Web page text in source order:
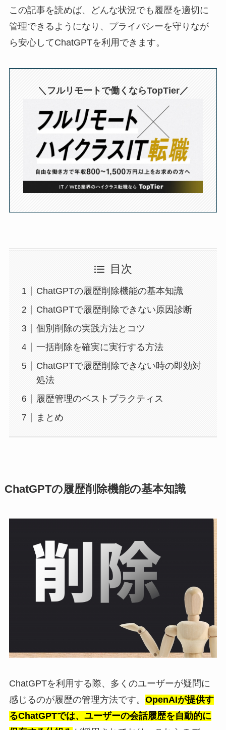
この記事を読めば、どんな状況でも履歴を適切に
管理できるようになり、プライバシーを守りなが
ら安心してChatGPTを利用できます。
＼フルリモートで働くならTopTier／
目次
ChatGPTの履歴削除機能の基本知識
ChatGPTで履歴削除できない原因診断
個別削除の実践方法とコツ
一括削除を確実に実行する方法
ChatGPTで履歴削除できない時の即効対
処法
履歴管理のベストプラクティス
まとめ
ChatGPTの履歴削除機能の基本知識
ChatGPTを利用する際、多くのユーザーが疑問に
感じるのが履歴の管理方法です。 OpenAIが提供す
るChatGPTでは、ユーザーの会話履歴を自動的に